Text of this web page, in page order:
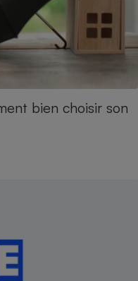
bien choisir son